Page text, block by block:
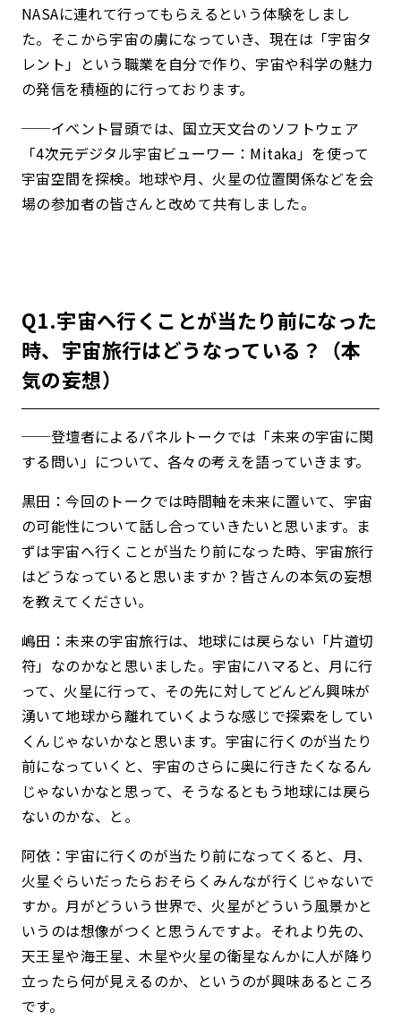
NASAに連れて行ってもらえるという体験をしまし
た。そこから宇宙の虜になっていき、現在は「宇宙タ
レント」という職業を自分で作り、宇宙や科学の魅力
の発信を積極的に行っております。
──イベント冒頭では、国立天文台のソフトウェア
「4次元デジタル宇宙ビューワー：Mitaka」を使って
宇宙空間を探検。地球や月、火星の位置関係などを会
場の参加者の皆さんと改めて共有しました。
Q1.宇宙へ行くことが当たり前になった
時、宇宙旅行はどうなっている？（本
気の妄想）
──登壇者によるパネルトークでは「未来の宇宙に関
する問い」について、各々の考えを語っていきます。
黒田：今回のトークでは時間軸を未来に置いて、宇宙
の可能性について話し合っていきたいと思います。ま
ずは宇宙へ行くことが当たり前になった時、宇宙旅行
はどうなっていると思いますか？皆さんの本気の妄想
を教えてください。
嶋田：未来の宇宙旅行は、地球には戻らない「片道切
符」なのかなと思いました。宇宙にハマると、月に行
って、火星に行って、その先に対してどんどん興味が
湧いて地球から離れていくような感じで探索をしてい
くんじゃないかなと思います。宇宙に行くのが当たり
前になっていくと、宇宙のさらに奥に行きたくなるん
じゃないかなと思って、そうなるともう地球には戻ら
ないのかな、と。
阿依：宇宙に行くのが当たり前になってくると、月、
火星ぐらいだったらおそらくみんなが行くじゃないで
すか。月がどういう世界で、火星がどういう風景かと
いうのは想像がつくと思うんですよ。それより先の、
天王星や海王星、木星や火星の衛星なんかに人が降り
立ったら何が見えるのか、というのが興味あるところ
です。